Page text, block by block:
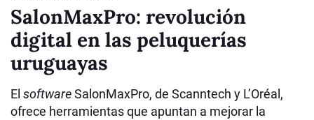
SalonMaxPro: revolución
digital en las peluquerías
uruguayas
El softwareSalonMaxPro, de Scanntech y L’Oréal,
ofrece herramientas que apuntan a mejorar la